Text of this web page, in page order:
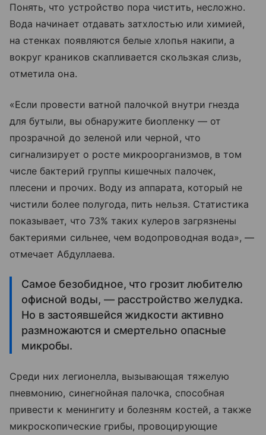
Понять, что устройство пора чистить, несложно.
Вода начинает отдавать затхлостью или химией,
на стенках появляются белые хлопья накипи, а
вокруг краников скапливается скользкая слизь,
отметила она.
«Если провести ватной палочкой внутри гнезда
для бутыли, вы обнаружите биопленку — от
прозрачной до зеленой или черной, что
сигнализирует о росте микроорганизмов, в том
числе бактерий группы кишечных палочек,
плесени и прочих. Воду из аппарата, который не
чистили более полугода, пить нельзя. Статистика
показывает, что 73% таких кулеров загрязнены
бактериями сильнее, чем водопроводная вода», —
отмечает Абдуллаева.
Самое безобидное, что грозит любителю
офисной воды, — расстройство желудка.
Но в застоявшейся жидкости активно
размножаются и смертельно опасные
микробы.
Среди них легионелла, вызывающая тяжелую
пневмонию, синегнойная палочка, способная
привести к менингиту и болезням костей, а также
микроскопические грибы, провоцирующие